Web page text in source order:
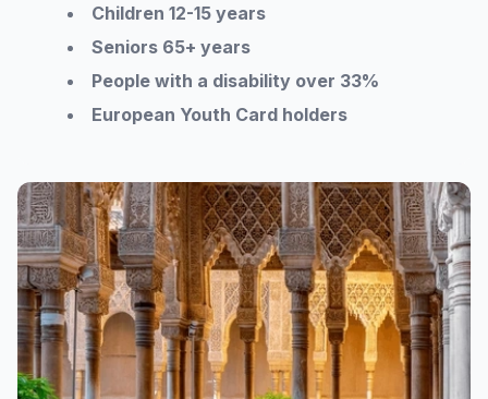
Children 12-15 years
Seniors 65+ years
People with a disability over 33%
European Youth Card holders